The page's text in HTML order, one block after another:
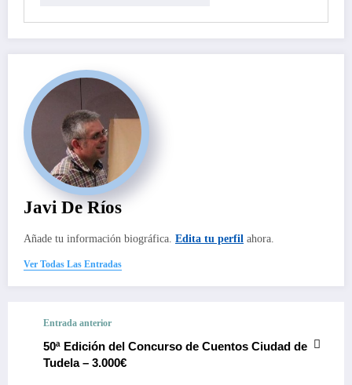
Javi De Ríos
Añade tu información biográfica. Edita tu perfil ahora.
Ver Todas Las Entradas
Entrada anterior
50ª Edición del Concurso de Cuentos Ciudad de
Tudela – 3.000€